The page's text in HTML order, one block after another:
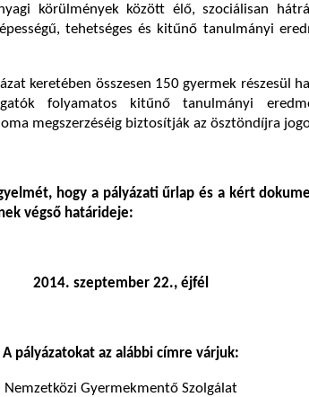
körülmények között élő, szociálisan
tehetséges és kitűnő tanulmányi
keretében összesen 150 gyermek részesül
folyamatos kitűnő tanulmányi
megszerzéséig biztosítják az ösztöndíjra
hogy a pályázati űrlap és a kért
végső határideje:
2014. szeptember 22., éjfél
A pályázatokat az alábbi címre várjuk:
Nemzetközi Gyermekmentő Szolgálat